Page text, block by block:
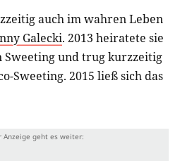
auch im wahren Leben
Galecki. 2013 heiratete sie
Sweeting und trug kurzzeitig
Sweeting. 2015 ließ sich das